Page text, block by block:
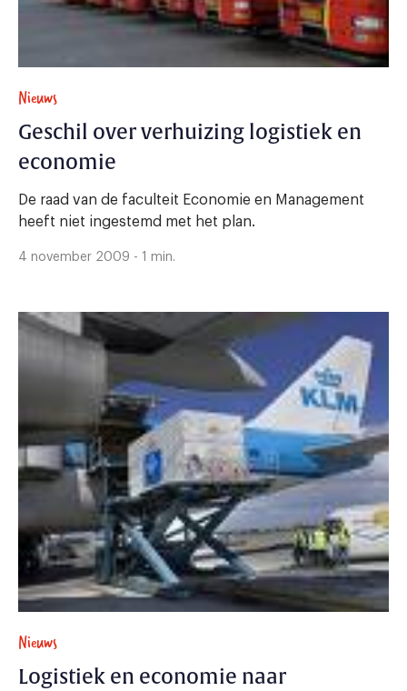
Nieuws
Geschil over verhuizing logistiek en
economie
De raad van de faculteit Economie en Management
heeft niet ingestemd met het plan.
4 november 2009 - 1 min.
Nieuws
Logistiek en economie naar